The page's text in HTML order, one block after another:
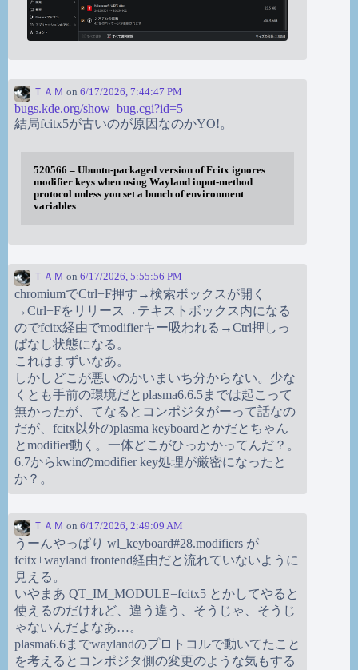
ＴＡＭ on 6/17/2026, 7:44:47 PM
bugs.kde.org/show_bug.cgi?id=5
結局fcitx5が古いのが原因なのかYO!。
520566 – Ubuntu-packaged version of Fcitx ignores
modifier keys when using Wayland input-method
protocol unless you set a bunch of environment
variables
ＴＡＭ on 6/17/2026, 5:55:56 PM
chromiumでCtrl+F押す→検索ボックスが開く
→Ctrl+Fをリリース→テキストボックス内になる
のでfcitx経由でmodifierキー吸われる→Ctrl押しっ
ぱなし状態になる。
これはまずいなあ。
しかしどこが悪いのかいまいち分からない。少な
くとも手前の環境だとplasma6.6.5までは起こって
無かったが、てなるとコンポジタがーって話なの
だが、fcitx以外のplasma keyboardとかだとちゃん
とmodifier動く。一体どこがひっかかってんだ？。
6.7からkwinのmodifier key処理が厳密になったと
か？。
ＴＡＭ on 6/17/2026, 2:49:09 AM
うーんやっぱり wl_keyboard#28.modifiers が
fcitx+wayland frontend経由だと流れていないように
見える。
いやまあ QT_IM_MODULE=fcitx5 とかしてやると
使えるのだけれど、違う違う、そうじゃ、そうじ
ゃないんだよなあ…。
plasma6.6までwaylandのプロトコルで動いてたこと
を考えるとコンポジタ側の変更のような気もする